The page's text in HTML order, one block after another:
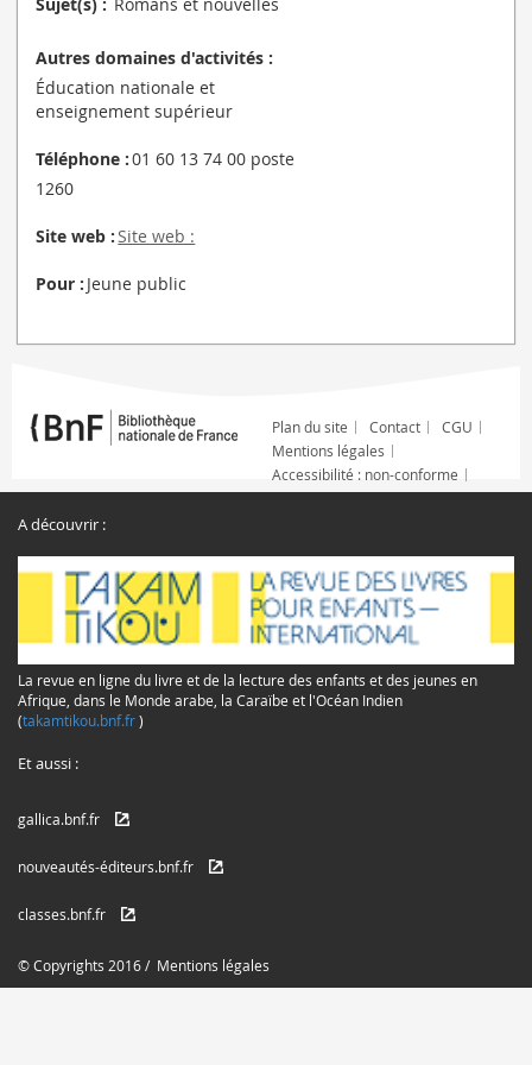
Autres domaines d'activités :
Éducation nationale et
enseignement supérieur
Téléphone :01 60 13 74 00 poste
1260
Site web :Site web :
Pour : Jeune public
Plan du site Contact
CGU
Mentions légales
Accessibilité : non-conforme
A découvrir :
La revue en ligne du livre et de la lecture des enfants et des jeunes en
Afrique, dans le Monde arabe, la Caraïbe et l'Océan Indien
(takamtikou.bnf.fr)
Et aussi :
gallica.bnf.fr
nouveautés-éditeurs.bnf.fr
classes.bnf.fr
© Copyrights 2016 / Mentions légales